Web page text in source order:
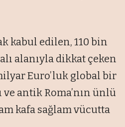
kabul edilen, 110 bin
alanıyla dikkat çeken
Euro’luk global bir
ve antik Roma’nın ünlü
kafa sağlam vücutta